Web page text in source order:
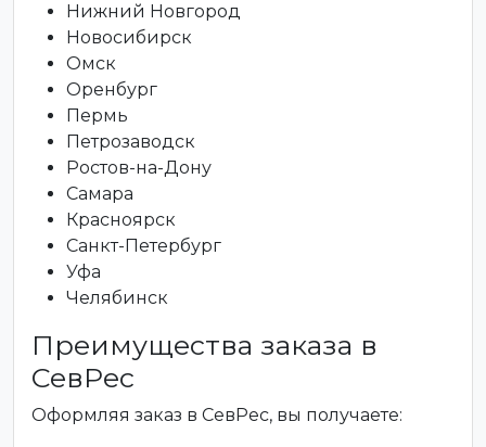
Нижний Новгород
Новосибирск
Омск
Оренбург
Пермь
Петрозаводск
Ростов-на-Дону
Самара
Красноярск
Санкт-Петербург
Уфа
Челябинск
Преимущества заказа в
СевРес
Оформляя заказ в СевРес, вы получаете: